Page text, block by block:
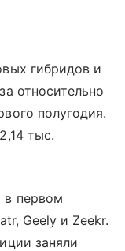
гибридов и
относительно
полугодия.
тыс.
в первом
Geely и Zeekr.
заняли